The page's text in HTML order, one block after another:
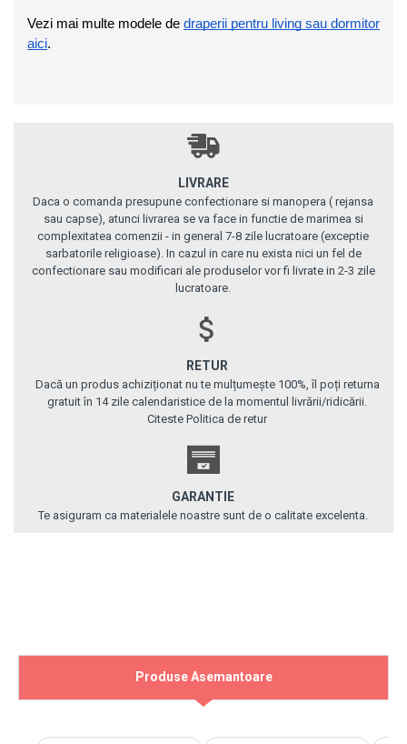
Vezi mai multe modele de draperii pentru living sau dormitor
aici.
LIVRARE
Daca o comanda presupune confectionare si manopera ( rejansa
sau capse), atunci livrarea se va face in functie de marimea si
complexitatea comenzii - in general 7-8 zile lucratoare (exceptie
sarbatorile religioase). In cazul in care nu exista nici un fel de
confectionare sau modificari ale produselor vor fi livrate in 2-3 zile
lucratoare.
RETUR
Dacă un produs achiziționat nu te mulțumește 100%, îl poți returna
gratuit în 14 zile calendaristice de la momentul livrării/ridicării.
Citeste Politica de retur
GARANTIE
Te asiguram ca materialele noastre sunt de o calitate excelenta.
Produse Asemantoare